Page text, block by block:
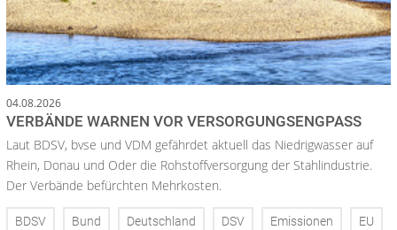
04.08.2026
VERBÄNDE WARNEN VOR VERSORGUNGSENGPASS
Laut BDSV, bvse und VDM gefährdet aktuell das Niedrigwasser auf
Rhein, Donau und Oder die Rohstoffversorgung der Stahlindustrie.
Der Verbände befürchten Mehrkosten.
BDSV Bund Deutschland DSV Emissionen EU